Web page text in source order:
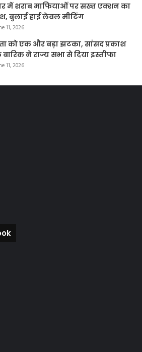
में शराब माफियाओं पर सख्त एक्शन का
बुलाई हाई लेवल मीटिंग
11, 2026
को एक और बड़ा झटका, सांसद प्रकाश
ने राज्य सभा से दिया इस्तीफा
11, 2026